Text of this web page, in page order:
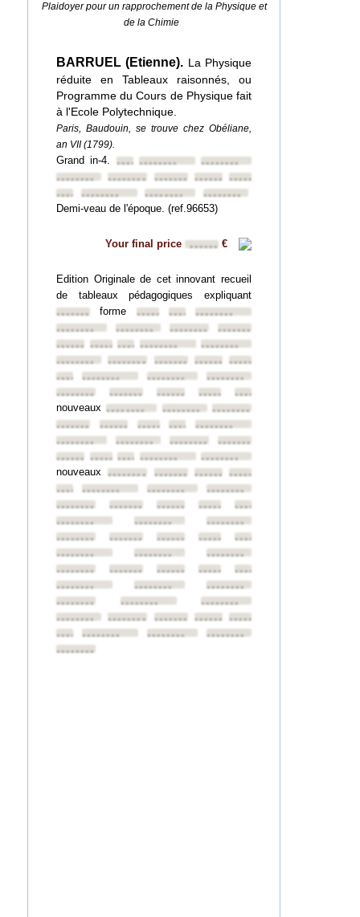
Plaidoyer pour un rapprochement de la Physique et
de la Chimie
BARRUEL (Etienne). La Physique
réduite en Tableaux raisonnés, ou
Programme du Cours de Physique fait
à l'Ecole Polytechnique.
Paris, Baudouin, se trouve chez Obéliane,
an VII (1799).
Grand in-4. ••••••••••••••••
••••••••
••••••••
•••••••• •••••••• ••••••••••••••••
•••••••••••••••• ••••••••
••••••••
Demi-veau de l'époque. (ref.96653)
Your final price •••••• €
Edition Originale de cet innovant recueil
de tableaux pédagogiques expliquant
•••••••• forme ••••••••••••••••••••••••
••••••••
•••••••• ••••••••
••••••••
••••••••••••••••••••••••••••••••
••••••••
••••••••
•••••••• •••••••• ••••••••••••••••
•••••••••••••••• ••••••••
••••••••
••••••••
•••••••• •••••••• ••••••••••••••••
nouveaux•••••••• ••••••••
••••••••
••••••••
••••••••••••••••••••••••••••••••
••••••••
•••••••• ••••••••
••••••••
••••••••••••••••••••••••••••••••
••••••••
nouveaux•••••••• •••••••• ••••••••••••••••
•••••••••••••••• ••••••••
••••••••
••••••••
•••••••• •••••••• ••••••••••••••••
••••••••
••••••••
••••••••
••••••••
•••••••• •••••••• ••••••••••••••••
••••••••
••••••••
••••••••
••••••••
•••••••• •••••••• ••••••••••••••••
••••••••
••••••••
••••••••
••••••••
••••••••
••••••••
••••••••
•••••••• •••••••• ••••••••••••••••
•••••••••••••••• ••••••••
••••••••
••••••••